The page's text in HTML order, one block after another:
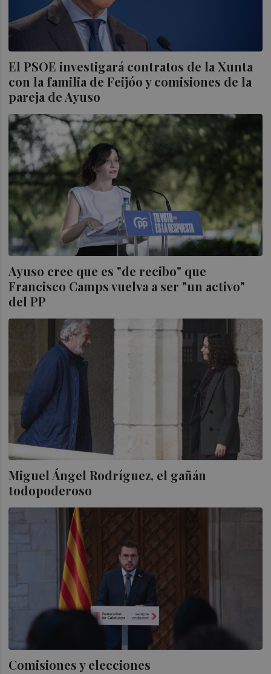
El PSOE investigará contratos de la Xunta
con la familia de Feijóo y comisiones de la
pareja de Ayuso
Ayuso cree que es "de recibo" que
Francisco Camps vuelva a ser "un activo"
del PP
Miguel Ángel Rodríguez, el gañán
todopoderoso
Comisiones y elecciones